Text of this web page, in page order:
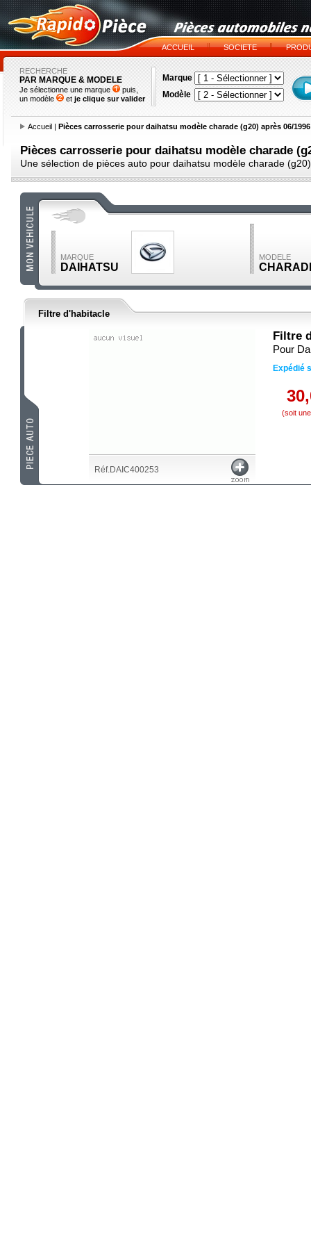
ACCUEIL SOCIETE
RECHERCHE
PAR MARQUE & MODELE
Je sélectionne une marque
puis,
un modèle
et je clique sur valider
Marque
Modèle
Accueil | Pièces carrosserie pour daihatsu modèle charade (g20) après 06/1996
Pièces carrosserie pour daihatsu modèle charade
Une sélection de pièces auto pour daihatsu modèle charade
MARQUE
DAIHATSU
MODELE
Filtre d'habitacle
Réf.DAIC400253
Filtre
Pour
Expédié
(soit